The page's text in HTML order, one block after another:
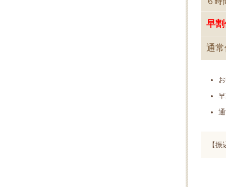
早
通
【